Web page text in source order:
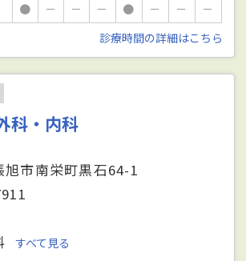
● － － － ● － －
－
診療時間の詳細はこちら
科・内科
旭市南栄町黒石64-1
すべて見る